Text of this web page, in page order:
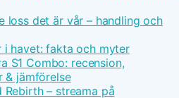
loss det är vår – handling och
i havet: fakta och myter
S1 Combo: recension,
& jämförelse
Rebirth – streama på